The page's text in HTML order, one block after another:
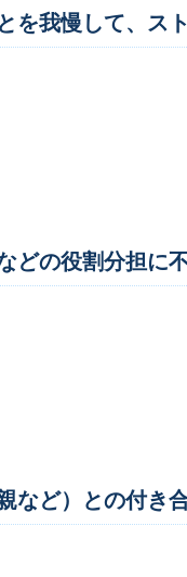
を我慢して、ス
どの役割分担に
など）との付き